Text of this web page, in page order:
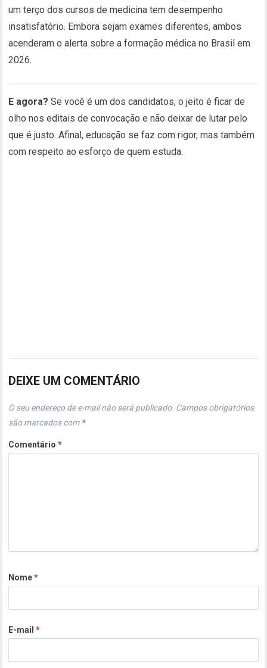
um terço dos cursos de medicina tem desempenho
insatisfatório. Embora sejam exames diferentes, ambos
acenderam o alerta sobre a formação médica no Brasil em
2026.
E agora? Se você é um dos candidatos, o jeito é ficar de
olho nos editais de convocação e não deixar de lutar pelo
que é justo. Afinal, educação se faz com rigor, mas também
com respeito ao esforço de quem estuda.
DEIXE UM COMENTÁRIO
O seu endereço de e-mail não será publicado. Campos obrigatórios
são marcados com *
Comentário*
Nome*
E-mail*